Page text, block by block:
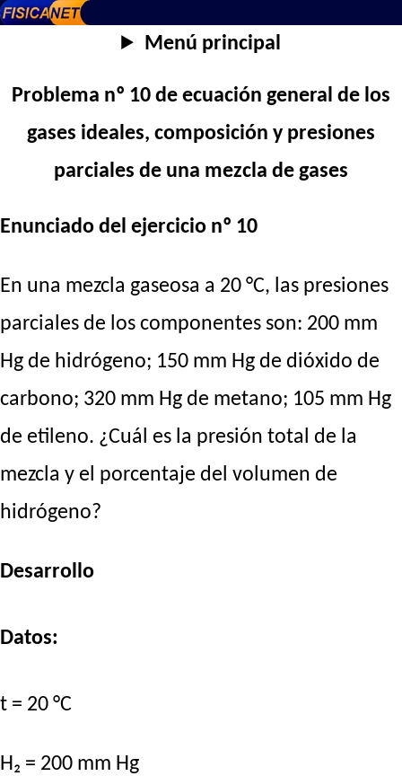
Menú principal
Problema nº 10 de ecuación general de los
gases ideales, composición y presiones
parciales de una mezcla de gases
Enunciado del ejercicio nº 10
En una mezcla gaseosa a 20 °C, las presiones
parciales de los componentes son: 200 mm
Hg de hidrógeno; 150 mm Hg de dióxido de
carbono; 320 mm Hg de metano; 105 mm Hg
de etileno. ¿Cuál es la presión total de la
mezcla y el porcentaje del volumen de
hidrógeno?
Desarrollo
Datos:
t = 20 °C
H₂ = 200 mm Hg